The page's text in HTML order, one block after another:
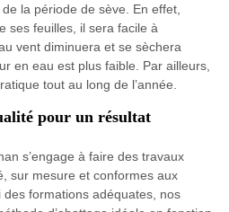
la période de sève. En effet,
ses feuilles, il sera facile à
vent diminuera et se sèchera
en eau est plus faible. Par ailleurs,
tout au long de l’année.
pour un résultat
s’engage à faire des travaux
sur mesure et conformes aux
formations adéquates, nos